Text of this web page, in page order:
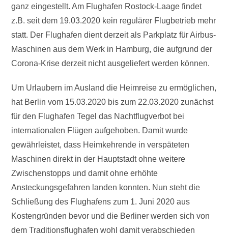
ganz eingestellt. Am Flughafen Rostock-Laage findet
z.B. seit dem 19.03.2020 kein regulärer Flugbetrieb mehr
statt. Der Flughafen dient derzeit als Parkplatz für Airbus-
Maschinen aus dem Werk in Hamburg, die aufgrund der
Corona-Krise derzeit nicht ausgeliefert werden können.
Um Urlaubern im Ausland die Heimreise zu ermöglichen,
hat Berlin vom 15.03.2020 bis zum 22.03.2020 zunächst
für den Flughafen Tegel das Nachtflugverbot bei
internationalen Flügen aufgehoben. Damit wurde
gewährleistet, dass Heimkehrende in verspäteten
Maschinen direkt in der Hauptstadt ohne weitere
Zwischenstopps und damit ohne erhöhte
Ansteckungsgefahren landen konnten. Nun steht die
Schließung des Flughafens zum 1. Juni 2020 aus
Kostengründen bevor und die Berliner werden sich von
dem Traditionsflughafen wohl damit verabschieden